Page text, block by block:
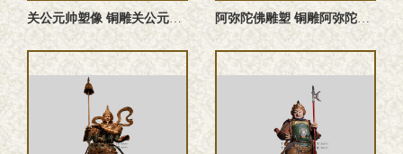
关公元帅塑像 铜雕关公元帅 关公元帅雕塑 关公元帅神像 阿弥陀佛雕塑 铜雕阿弥陀佛塑像